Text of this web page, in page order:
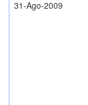
31-Ago-2009